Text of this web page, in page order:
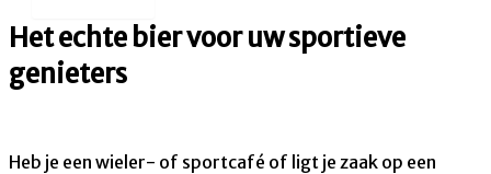
Het echte bier voor uw sportieve
genieters
Heb je een wieler- of sportcafé of ligt je zaak op een